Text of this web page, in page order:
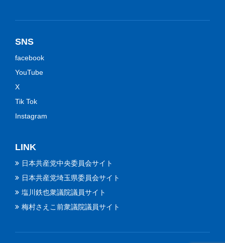
SNS
facebook
YouTube
X
Tik Tok
Instagram
LINK
日本共産党中央委員会サイト
日本共産党埼玉県委員会サイト
塩川鉄也衆議院議員サイト
梅村さえこ前衆議院議員サイト